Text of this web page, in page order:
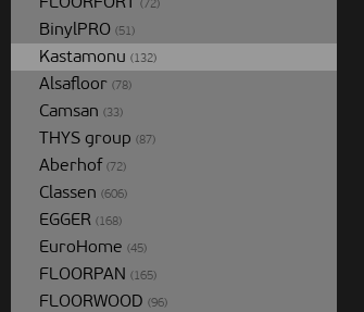
(72)
BinylPRO (51)
Kastamonu (132)
Alsafloor (78)
Camsan (33)
THYS group (87)
Aberhof (72)
Classen (606)
EGGER (168)
EuroHome (45)
FLOORPAN (165)
FLOORWOOD (96)